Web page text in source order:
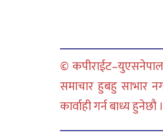
© कपीराईट–युएसनेपाल
समाचार हुबहु साभार
कार्वाही गर्न बाध्य हुनेछौ ।